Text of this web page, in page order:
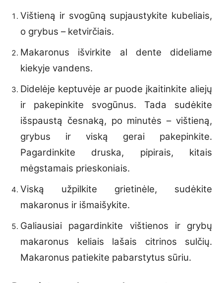
Vištieną ir svogūną supjaustykite kubeliais,
o grybus – ketvirčiais.
Makaronus išvirkite al dente dideliame
kiekyje vandens.
Didelėje keptuvėje ar puode įkaitinkite aliejų
ir pakepinkite svogūnus. Tada sudėkite
išspaustą česnaką, po minutės – vištieną,
grybus ir viską gerai pakepinkite.
Pagardinkite druska, pipirais, kitais
mėgstamais prieskoniais.
Viską užpilkite grietinėle, sudėkite
makaronus ir išmaišykite.
Galiausiai pagardinkite vištienos ir grybų
makaronus keliais lašais citrinos sulčių.
Makaronus patiekite pabarstytus sūriu.